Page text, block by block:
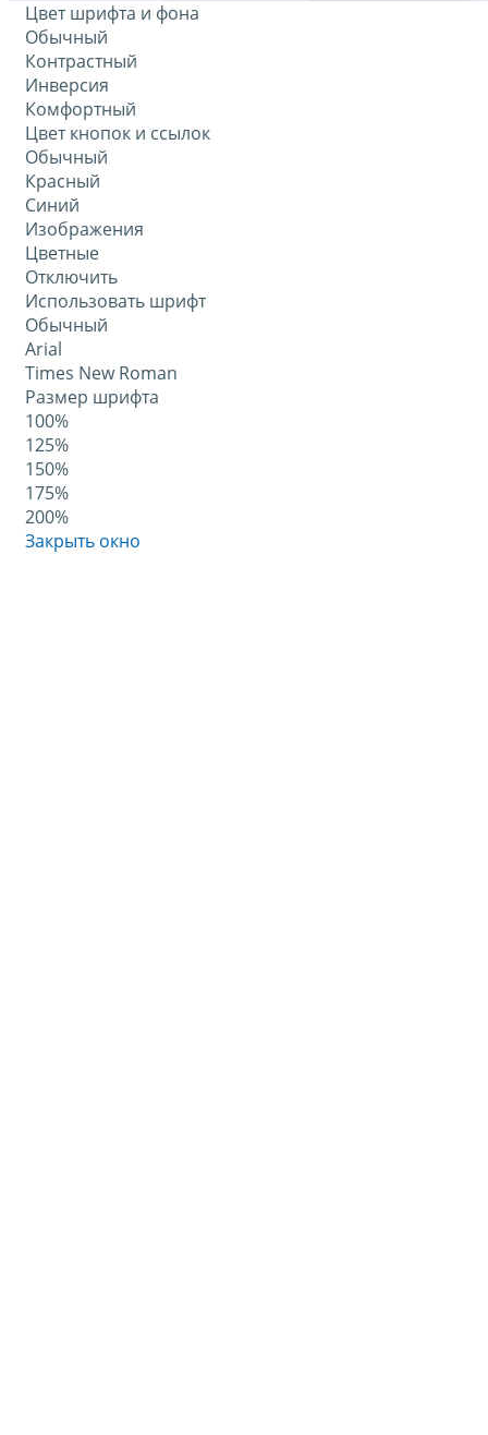
Цвет шрифта и фона
Обычный
Контрастный
Инверсия
Комфортный
Цвет кнопок и ссылок
Обычный
Красный
Синий
Изображения
Цветные
Отключить
Использовать шрифт
Обычный
Arial
Times New Roman
Размер шрифта
100%
125%
150%
175%
200%
Закрыть окно